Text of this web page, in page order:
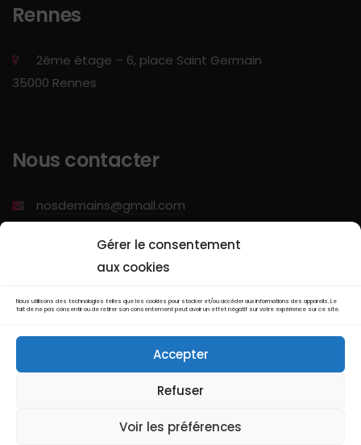
Gérer le consentement
aux cookies
Nous utilisons des technologies telles que les cookies pour stocker et/ou accéder aux informations des appareils. Le
fait de ne pas consentir ou de retirer son consentement peut avoir un effet négatif sur votre expérience sur ce site.
Accepter
Refuser
Voir les préférences
Rennes
2ème étage – 6, place Saint Germain
35000 Rennes
Nous contacter
nosdemains@gmail.com
Envoyer un email